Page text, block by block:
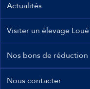
Actualités
Visiter un élevage Loué
Nos bons de réduction
Nous contacter